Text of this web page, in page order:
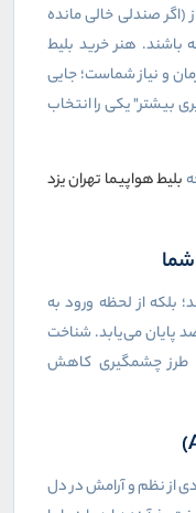
(اگر صندلی خالی مانده
باشند. هنر خرید بلیط
و نیاز شماست؛ جایی
بیشتر" یکی را انتخاب
بلیط هواپیما تهران یزد
بلکه از لحظه ورود به
پایان می‌یابد. شناخت
طرز چشمگیری کاهش
)
از نظم و آرامش در دل